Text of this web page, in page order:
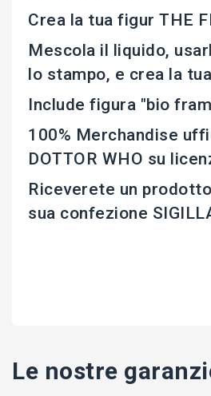
Crea la tua figur THE
Mescola il liquido,
lo stampo, e crea la
Include figura "bio
100% Merchandise
DOTTOR WHO su
Riceverete un
sua confezione
Le nostre